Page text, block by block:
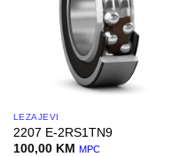
LEŽAJEVI
2207 E-2RS1TN9
100,00 KM MPC